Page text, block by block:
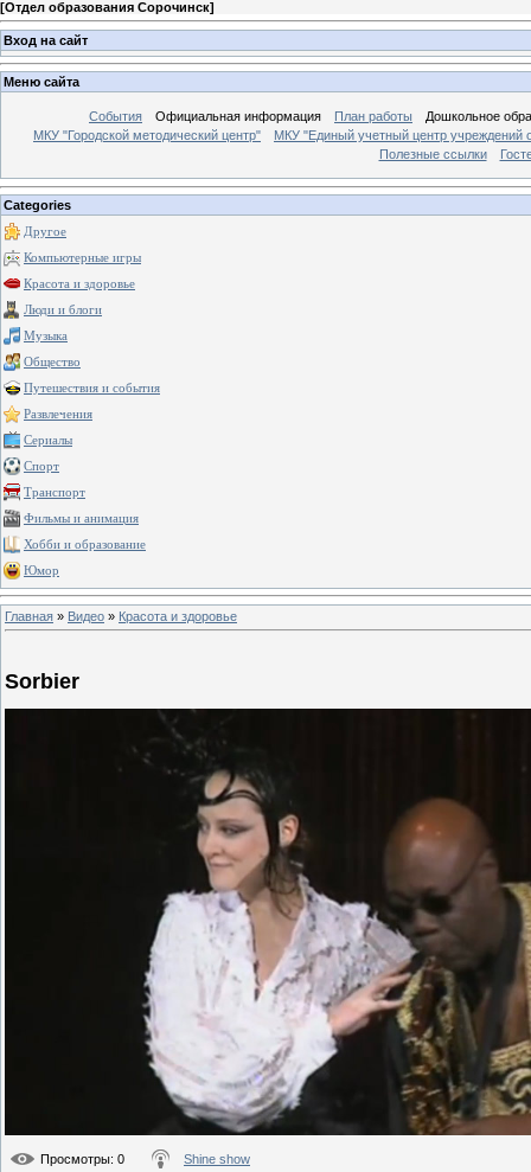
[Отдел образования Сорочинск]
Вход на сайт
Меню сайта
События Официальная информация План работы
Дошкольное
МКУ "Городской методический центр"
МКУ "Единый учетный центр учреждений
Полезные ссылки
Categories
Другое
Компьютерные игры
Красота и здоровье
Люди и блоги
Музыка
Общество
Путешествия и события
Развлечения
Сериалы
Спорт
Транспорт
Фильмы и анимация
Хобби и образование
Юмор
Главная » Видео » Красота и здоровье
Sorbier
Просмотры: 0 Shine show